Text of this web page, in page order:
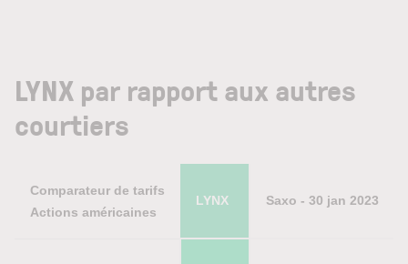
LYNX par rapport aux autres
courtiers
Comparateur de tarifs
Actions américaines
LYNX Saxo - 30 jan 2023